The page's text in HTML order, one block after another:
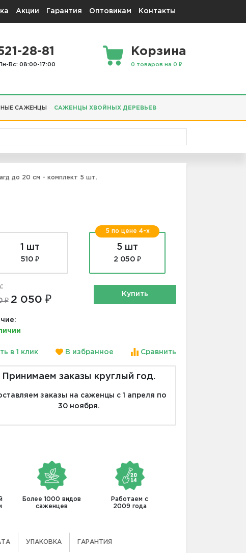
Акции Гарантия Оптовикам Контакты
28-81
Пн-Вс: 08:00-17:00
Корзина
0 товаров на 0 ₽
САЖЕНЦЫ САЖЕНЦЫ ХВОЙНЫХ ДЕРЕВЬЕВ
до 20 см - комплект 5 шт.
1 шт
510 ₽
5 по цене 4-х
5 шт
2 050 ₽
₽ 2 050 ₽
Купить
в 1 клик В избранное Сравнить
Принимаем заказы круглый год.
заказы на саженцы с 1 апреля по
30 ноября.
Более 1000 видов
саженцев
Работаем с
2009 года
УПАКОВКА ГАРАНТИЯ